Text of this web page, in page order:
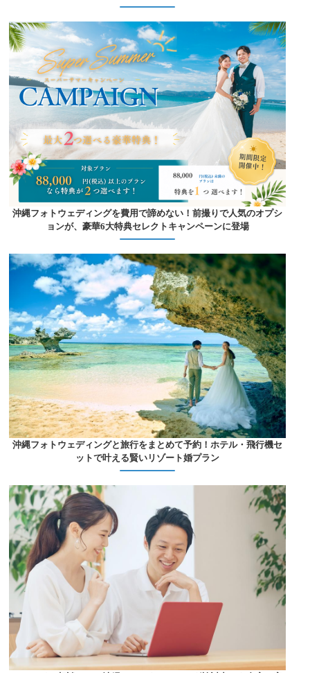
沖縄フォトウェディングを費用で諦めない！前撮りで人気のオプシ
ョンが、豪華6大特典セレクトキャンペーンに登場
沖縄フォトウェディングと旅行をまとめて予約！ホテル・飛行機セ
ットで叶える賢いリゾート婚プラン